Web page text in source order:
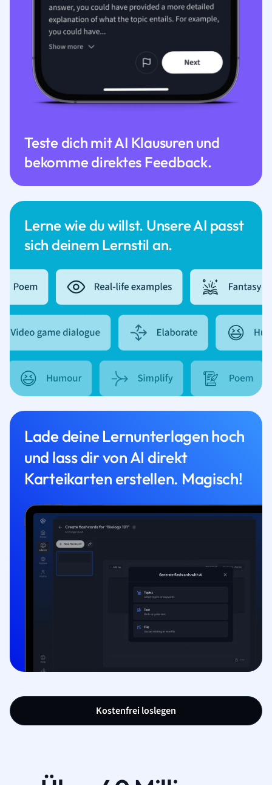
Lerne wie du willst. Unsere AI passt
sich deinem Lernstil an.
Teste dich mit AI Klausuren und
bekomme direktes Feedback.
Lade deine Lernunterlagen hoch
und lass dir von AI direkt
Karteikarten erstellen. Magisch!
Kostenfrei loslegen